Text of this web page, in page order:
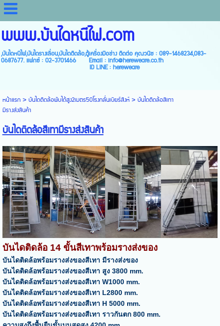
www.บันไดหนีไฟ.com
,บันไดหนีไฟ,บันไดรางเลื่อน,บันไดติดล้อ,ตู้เครื่องมือช่าง ติดต่อ คุณวนิช : 089-1468234,083-
0687677. แฟกซ์ : 02-3701466 Email : info@hereweare.co.th
ID LINE : hereweare
หน้าแรก> บันไดติดล้อพับได้สูง2เมตร50โรงกลั่นเบียร์สิงห์> บันไดติดล้อสีเทา
มีรางส่งสินค้า
บันไดติดล้อสีเทามีรางส่งสินค้า
บันไดติดล้อ 14 ขั้นสีเทาพร้อมรางส่งของ
บันไดติดล้อพร้อมรางส่งของสีเทา มีรางส่งของ
บันไดติดล้อพร้อมรางส่งของสีเทา สูง 3800 mm.
บันไดติดล้อพร้อมรางส่งของสีเทา W1000 mm.
บันไดติดล้อพร้อมรางส่งของสีเทา L2800 mm.
บันไดติดล้อพร้อมรางส่งของสีเทา H 5000 mm.
บันไดติดล้อพร้อมรางส่งของสีเทา ราวกันตก 800 mm.